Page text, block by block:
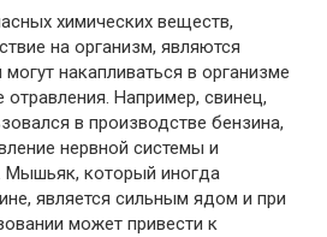
химических веществ,
на организм, являются
накапливаться в организме
Например, свинец,
в производстве бензина,
нервной системы и
Мышьяк, который иногда
является сильным ядом и при
может привести к